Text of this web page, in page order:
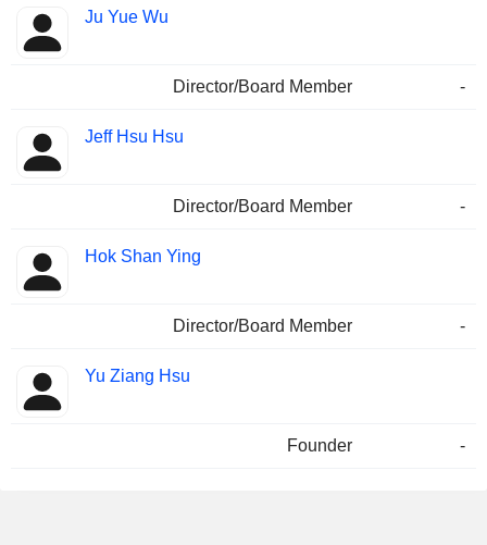
Ju Yue Wu
Director/Board Member -
Jeff Hsu Hsu
Director/Board Member -
Hok Shan Ying
Director/Board Member -
Yu Ziang Hsu
Founder -